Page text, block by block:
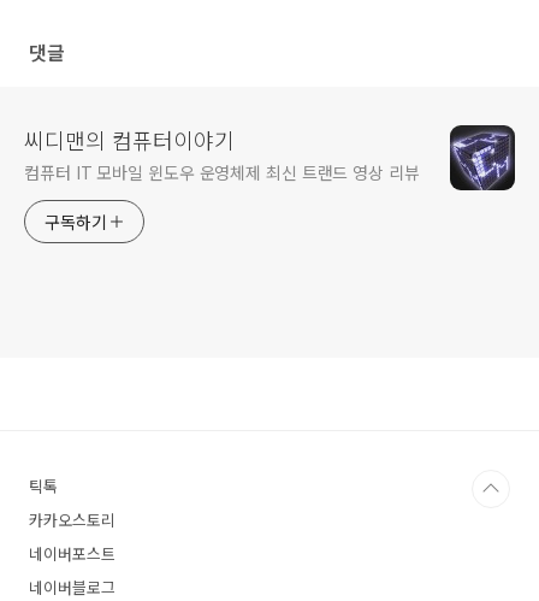
댓글
씨디맨의 컴퓨터이야기
컴퓨터 IT 모바일 윈도우 운영체제 최신 트랜드 영상 리뷰
구독하기
틱톡
카카오스토리
네이버포스트
네이버블로그